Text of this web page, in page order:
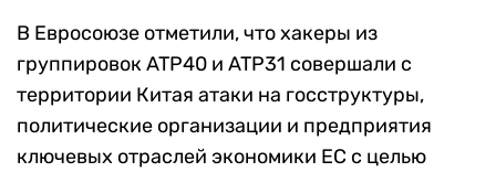
В Евросоюзе отметили, что хакеры из
группировок ATP40 и ATP31 совершали с
территории Китая атаки на госструктуры,
политические организации и предприятия
ключевых отраслей экономики ЕС с целью